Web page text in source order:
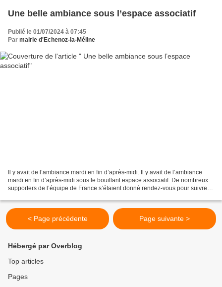
Une belle ambiance sous l’espace associatif
Publié le 01/07/2024 à 07:45
Par mairie d'Echenoz-la-Méline
Il y avait de l’ambiance mardi en fin d’après-midi. Il y avait de l’ambiance
mardi en fin d’après-midi sous le bouillant espace associatif. De nombreux
supporters de l’équipe de France s’étaient donné rendez-vous pour suivre le
< Page précédente Page suivante >
Hébergé par Overblog
Top articles
Pages